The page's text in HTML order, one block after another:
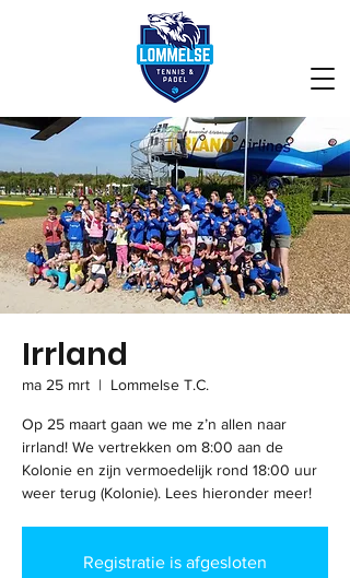
Irrland
ma 25 mrt
  |
Lommelse T.C.
Op 25 maart gaan we me z’n allen naar
irrland! We vertrekken om 8:00 aan de
Kolonie en zijn vermoedelijk rond 18:00 uur
weer terug (Kolonie). Lees hieronder meer!
Registratie is afgesloten